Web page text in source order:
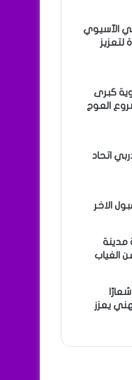
الآسيوي
لتعزيز
كبرى
العوج
اتحاد
الاخر
الغياب
يعزز